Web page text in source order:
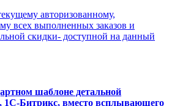
авторизованному,
всех выполненных заказов и
скидки- доступной на данный
шаблоне детальной
1С-Битрикс, вместо всплывающего